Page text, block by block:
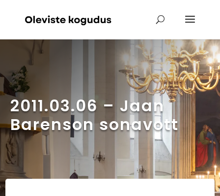
2011.03.06 – Jaan
Barenson sonavott